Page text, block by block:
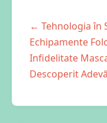
← Tehnologia în
Echipamente
Infidelitate
Descoperit